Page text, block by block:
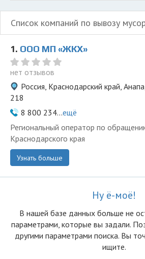
Список компаний по вывозу
1. ООО МП «ЖКХ»
нет отзывов
Россия, Краснодарский край,
218
8 800 234...ещё
Региональный оператор по
Краснодарского края
Узнать больше
Ну ё-моё!
В нашей базе данных больше не
параметрами, которые вы задали.
другими параметрами поиска. Вы
ищите.